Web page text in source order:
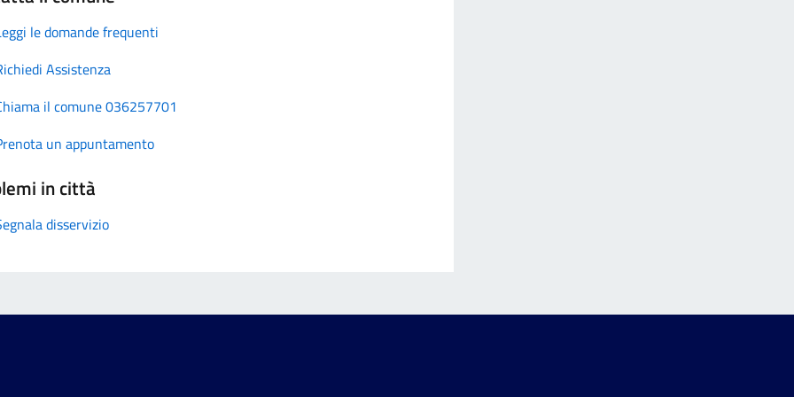
le domande frequenti
Assistenza
il comune 036257701
un appuntamento
in città
disservizio